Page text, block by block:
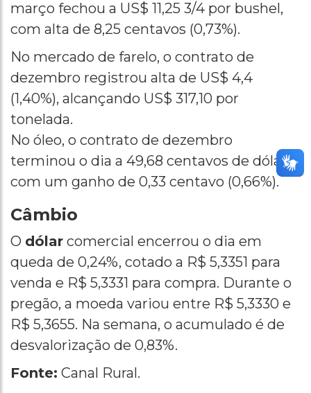
março fechou a US$ 11,25 3/4 por bushel,
com alta de 8,25 centavos (0,73%).
No mercado de farelo, o contrato de
dezembro registrou alta de US$ 4,4
(1,40%), alcançando US$ 317,10 por
tonelada.
No óleo, o contrato de dezembro
terminou o dia a 49,68 centavos de dólar,
com um ganho de 0,33 centavo (0,66%).
Câmbio
O dólar comercial encerrou o dia em
queda de 0,24%, cotado a R$ 5,3351 para
venda e R$ 5,3331 para compra. Durante o
pregão, a moeda variou entre R$ 5,3330 e
R$ 5,3655. Na semana, o acumulado é de
desvalorização de 0,83%.
Fonte: Canal Rural.